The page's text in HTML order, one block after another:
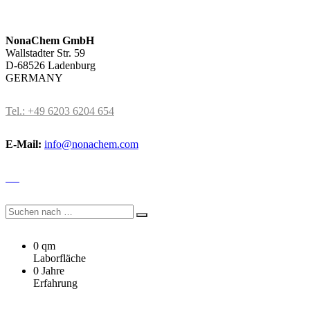
NonaChem GmbH
Wallstadter Str. 59
D-68526 Ladenburg
GERMANY
Tel.: +49 6203 6204 654
E-Mail: info@nonachem.com
0 qm
Laborfläche
0 Jahre
Erfahrung